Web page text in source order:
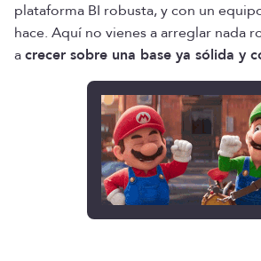
plataforma BI robusta, y con un
hace. Aquí no vienes a arreglar nada
acrecer sobre una base ya sólida y